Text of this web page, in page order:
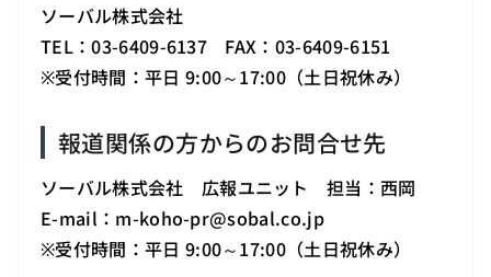
ソーバル株式会社
TEL：03-6409-6137 FAX：03-6409-6151
※受付時間：平日 9:00～17:00（土日祝休み）
報道関係の方からのお問合せ先
ソーバル株式会社 広報ユニット 担当：西岡
E-mail：m-koho-pr@sobal.co.jp
※受付時間：平日 9:00～17:00（土日祝休み）